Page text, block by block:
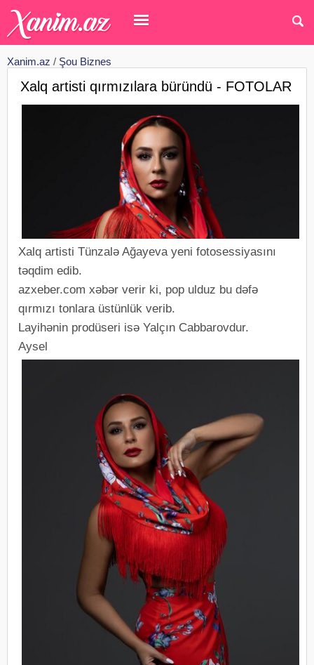
Xanim.az / Şou Biznes
Xalq artisti qırmızılara büründü - FOTOLAR
Xalq artisti Tünzalə Ağayeva yeni fotosessiyasını
təqdim edib.
azxeber.com xəbər verir ki, pop ulduz bu dəfə
qırmızı tonlara üstünlük verib.
Layihənin prodüseri isə Yalçın Cabbarovdur.
Aysel